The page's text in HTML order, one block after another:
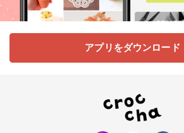
アプリをダウンロード